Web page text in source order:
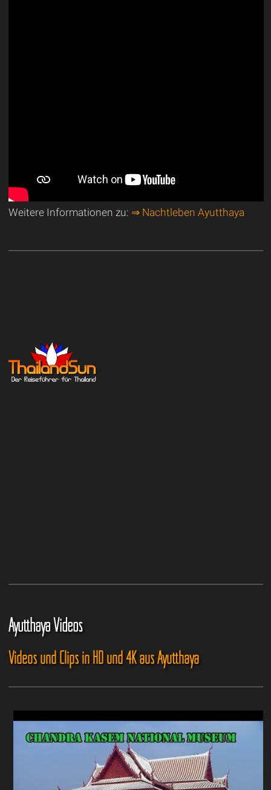
Weitere Informationen zu: ⇒ Nachtleben Ayutthaya
Ayutthaya Videos
Videos und Clips in HD und 4K aus Ayutthaya